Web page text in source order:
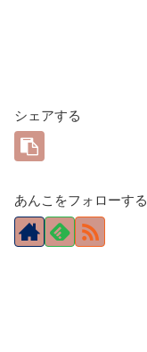
シェアする
あんこをフォローする